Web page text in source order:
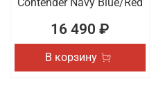
16 490 ₽
В корзину